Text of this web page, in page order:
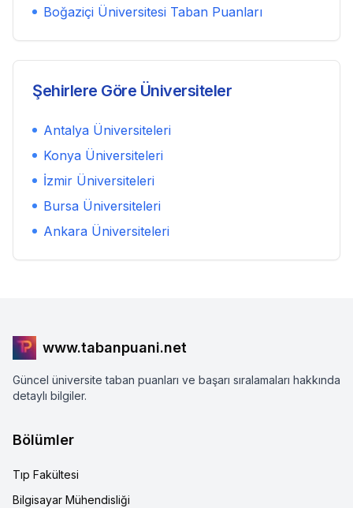
Boğaziçi Üniversitesi Taban Puanları
Şehirlere Göre Üniversiteler
Antalya Üniversiteleri
Konya Üniversiteleri
İzmir Üniversiteleri
Bursa Üniversiteleri
Ankara Üniversiteleri
www.tabanpuani.net
Güncel üniversite taban puanları ve başarı sıralamaları hakkında
detaylı bilgiler.
Bölümler
Tıp Fakültesi
Bilgisayar Mühendisliği